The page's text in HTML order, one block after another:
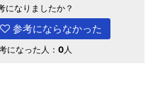
になりましたか？
参考にならなかった
になった人： 0人